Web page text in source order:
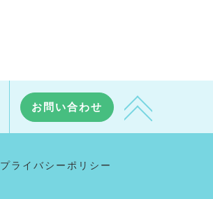
お問い合わせ
プライバシーポリシー